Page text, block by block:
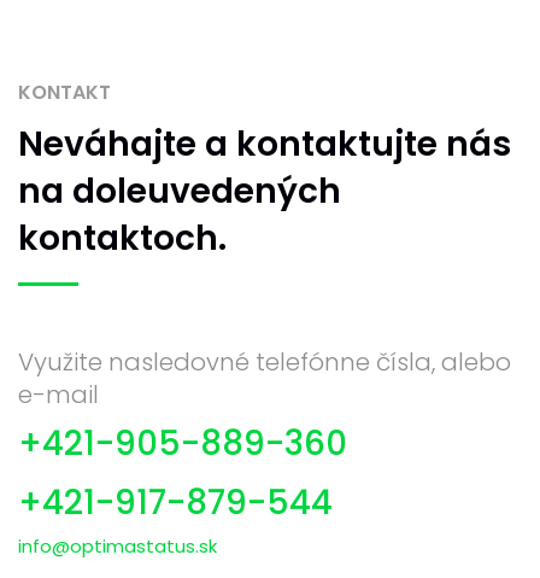
KONTAKT
Neváhajte a kontaktujte nás
na doleuvedených
kontaktoch.
Využite nasledovné telefónne čísla, alebo
e-mail
+421-905-889-360
+421-917-879-544
info@optimastatus.sk